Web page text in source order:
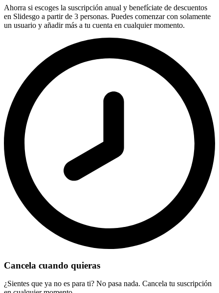
Ahorra si escoges la suscripción anual y benefíciate de descuentos
en Slidesgo a partir de 3 personas. Puedes comenzar con solamente
un usuario y añadir más a tu cuenta en cualquier momento.
Cancela cuando quieras
¿Sientes que ya no es para ti? No pasa nada. Cancela tu suscripción